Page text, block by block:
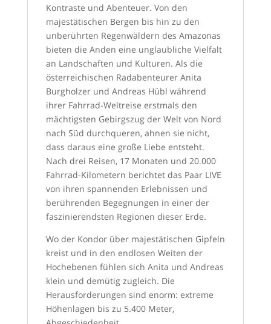
Kontraste und Abenteuer. Von den
majestätischen Bergen bis hin zu den
unberührten Regenwäldern des Amazonas
bieten die Anden eine unglaubliche Vielfalt
an Landschaften und Kulturen. Als die
österreichischen Radabenteurer Anita
Burgholzer und Andreas Hübl während
ihrer Fahrrad-Weltreise erstmals den
mächtigsten Gebirgszug der Welt von Nord
nach Süd durchqueren, ahnen sie nicht,
dass daraus eine große Liebe entsteht.
Nach drei Reisen, 17 Monaten und 20.000
Fahrrad-Kilometern berichtet das Paar LIVE
von ihren spannenden Erlebnissen und
berührenden Begegnungen in einer der
faszinierendsten Regionen dieser Erde.
Wo der Kondor über majestätischen Gipfeln
kreist und in den endlosen Weiten der
Hochebenen fühlen sich Anita und Andreas
klein und demütig zugleich. Die
Herausforderungen sind enorm: extreme
Höhenlagen bis zu 5.400 Meter,